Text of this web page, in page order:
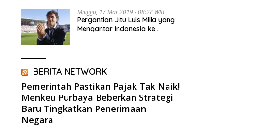
Minggu, 17 Mar 2019 - 08:28 WIB
Pergantian Jitu Luis Milla yang
Mengantar Indonesia ke
BERITA NETWORK
Pemerintah Pastikan Pajak Tak Naik!
Menkeu Purbaya Beberkan Strategi
Baru Tingkatkan Penerimaan
Negara